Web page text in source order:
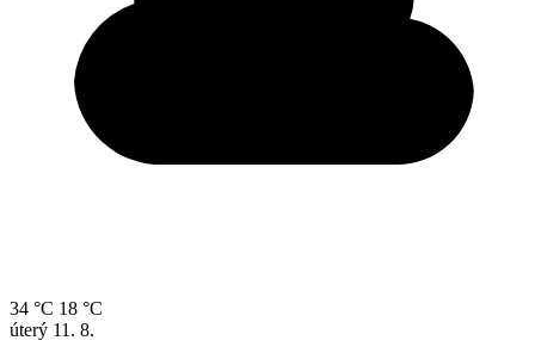
34 °C 18 °C
úterý 11. 8.